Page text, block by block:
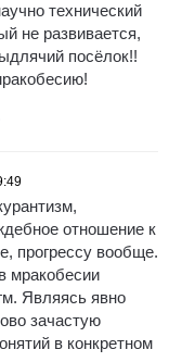
технический
не развивается,
посёлок!!
отношение к
прогрессу вообще.
мракобесии
Являясь явно
зачастую
в конкретном